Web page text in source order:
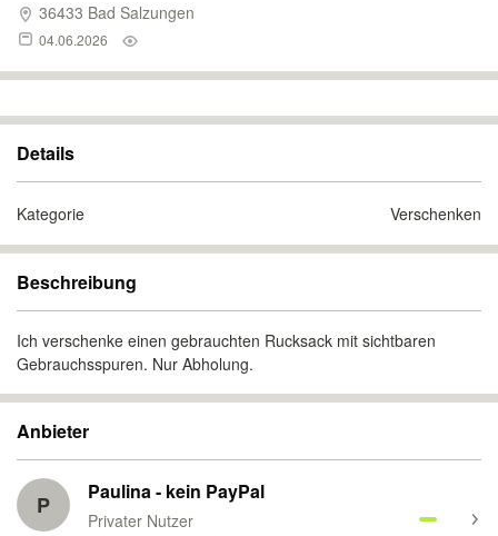
36433 Bad Salzungen
04.06.2026
Details
Kategorie Verschenken
Beschreibung
Ich verschenke einen gebrauchten Rucksack mit sichtbaren
Gebrauchsspuren. Nur Abholung.
Anbieter
P Paulina - kein PayPal
Privater Nutzer